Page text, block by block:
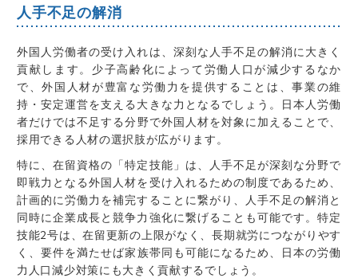
人手不足の解消
外国人労働者の受け入れは、深刻な人手不足の解消に大きく
貢献します。少子高齢化によって労働人口が減少するなか
で、外国人材が豊富な労働力を提供することは、事業の維
持・安定運営を支える大きな力となるでしょう。
日本人労働
者だけでは不足する分野で外国人材を対象に加えることで、
採用できる人材の選択肢が広がります。
特に、在留資格の「特定技能」は、人手不足が深刻な分野で
即戦力となる外国人材を受け入れるための制度であるため、
計画的に労働力を補完することに繋がり、人手不足の解消と
同時に企業成長と競争力強化に繋げることも可能です。特定
技能2号は、在留更新の上限がなく、長期就労につながりやす
く、要件を満たせば家族帯同も可能になるため、日本の労働
力人口減少対策にも大きく貢献するでしょう。